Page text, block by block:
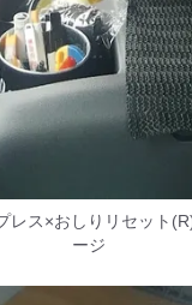
レス×おしりリセット
ージ